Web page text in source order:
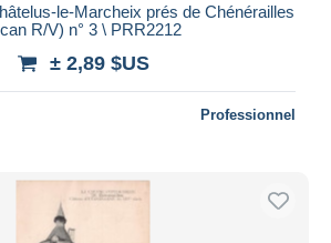
le-Marcheix prés de Chénérailles
R/V) n° 3 \ PRR2212
± 2,89 $US
Professionnel